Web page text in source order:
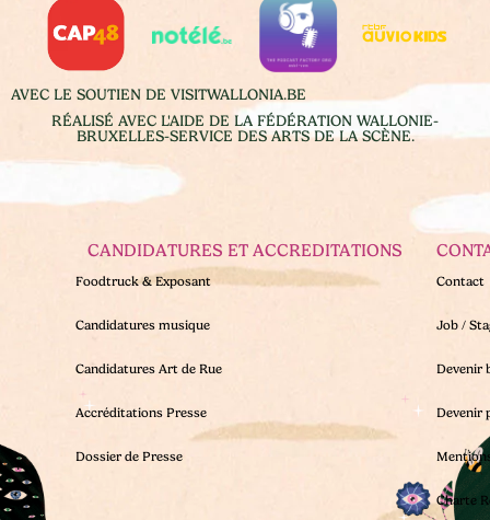
AVEC LE SOUTIEN DE VISITWALLONIA.BE
RÉALISÉ AVEC L'AIDE DE LA FÉDÉRATION WALLONIE-
BRUXELLES-SERVICE DES ARTS DE LA SCÈNE.
CANDIDATURES ET ACCREDITATIONS
Foodtruck & Exposant
Candidatures musique
Candidatures Art de Rue
Accréditations Presse
Dossier de Presse
Contact
Job /
Devenir
Devenir
Charte